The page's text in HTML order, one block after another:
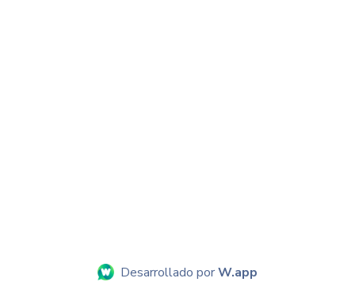
Desarrollado porW.app